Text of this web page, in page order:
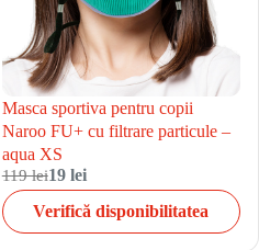
Masca sportiva pentru copii
Naroo FU+ cu filtrare particule –
aqua XS
119 lei19 lei
Verifică disponibilitatea